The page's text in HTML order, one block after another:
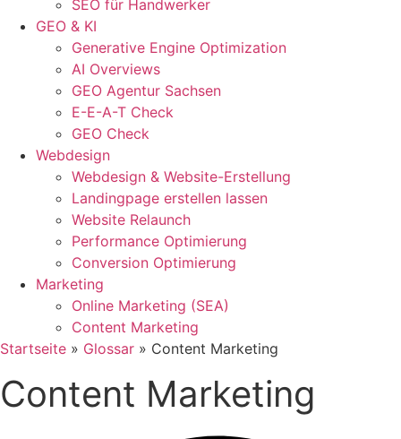
SEO für Handwerker
GEO & KI
Generative Engine Optimization
AI Overviews
GEO Agentur Sachsen
E-E-A-T Check
GEO Check
Webdesign
Webdesign & Website-Erstellung
Landingpage erstellen lassen
Website Relaunch
Performance Optimierung
Conversion Optimierung
Marketing
Online Marketing (SEA)
Content Marketing
Startseite » Glossar » Content Marketing
Content Marketing